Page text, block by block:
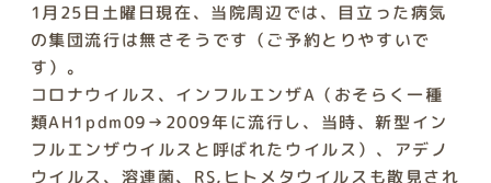
1月25日土曜日現在、当院周辺では、目立った病気
の集団流行は無さそうです（ご予約とりやすいで
す）。
コロナウイルス、インフルエンザA（おそらく一種
類AH1pdm09→2009年に流行し、当時、新型イン
フルエンザウイルスと呼ばれたウイルス）、アデノ
ウイルス、溶連菌、RS,ヒトメタウイルスも散見され